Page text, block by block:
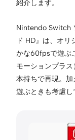
紹介します。
Nintendo Switch
ド HD』は、オ
かな60fpsで遊ぶ
モーションプラ
本持ちで再現。
遊ぶときも考慮し